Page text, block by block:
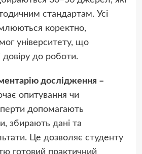
стандартам. Усі
коректно,
університету, що
довіру до роботи.
дослідження –
опитування чи
допомагають
збирають дані та
Це дозволяє студенту
готовий практичний